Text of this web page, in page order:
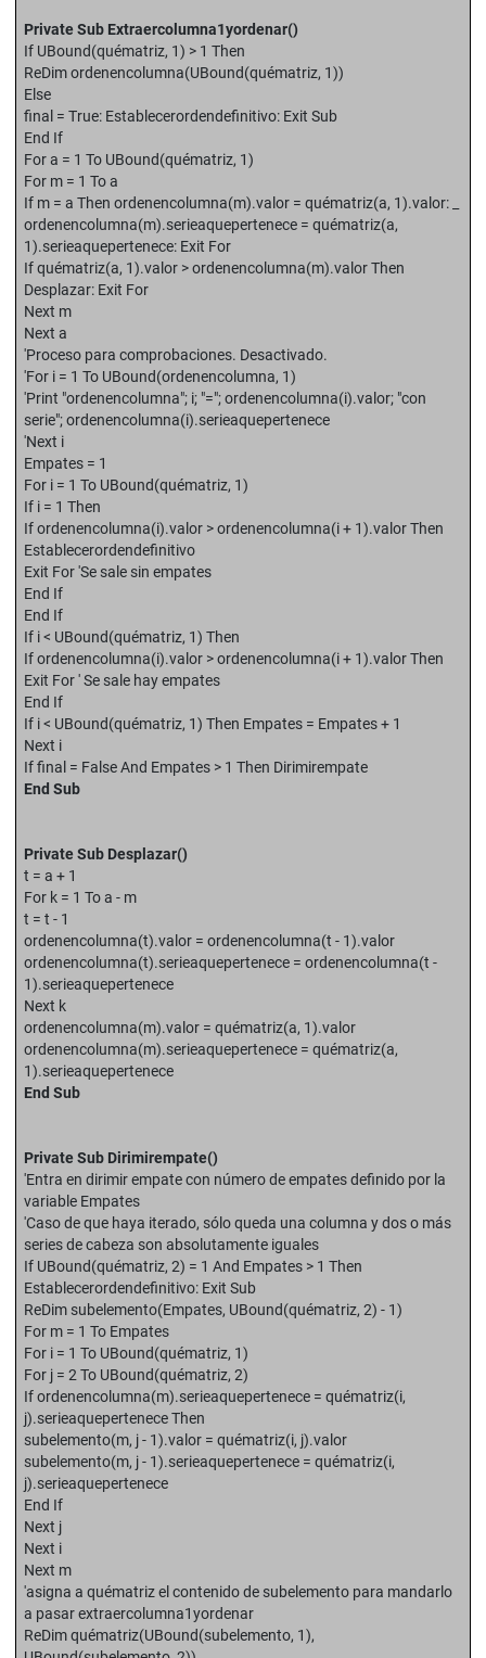
Private Sub Extraercolumna1yordenar()
If UBound(quématriz, 1) > 1 Then
ReDim ordenencolumna(UBound(quématriz, 1))
Else
final = True: Establecerordendefinitivo: Exit Sub
End If
For a = 1 To UBound(quématriz, 1)
For m = 1 To a
If m = a Then ordenencolumna(m).valor = quématriz(a, 1).valor: _
ordenencolumna(m).serieaquepertenece = quématriz(a,
1).serieaquepertenece: Exit For
If quématriz(a, 1).valor > ordenencolumna(m).valor Then
Desplazar: Exit For
Next m
Next a
'Proceso para comprobaciones. Desactivado.
'For i = 1 To UBound(ordenencolumna, 1)
'Print "ordenencolumna"; i; "="; ordenencolumna(i).valor; "con
serie"; ordenencolumna(i).serieaquepertenece
'Next i
Empates = 1
For i = 1 To UBound(quématriz, 1)
If i = 1 Then
If ordenencolumna(i).valor > ordenencolumna(i + 1).valor Then
Establecerordendefinitivo
Exit For 'Se sale sin empates
End If
End If
If i < UBound(quématriz, 1) Then
If ordenencolumna(i).valor > ordenencolumna(i + 1).valor Then
Exit For ' Se sale hay empates
End If
If i < UBound(quématriz, 1) Then Empates = Empates + 1
Next i
If final = False And Empates > 1 Then Dirimirempate
End Sub
Private Sub Desplazar()
t = a + 1
For k = 1 To a - m
t = t - 1
ordenencolumna(t).valor = ordenencolumna(t - 1).valor
ordenencolumna(t).serieaquepertenece = ordenencolumna(t -
1).serieaquepertenece
Next k
ordenencolumna(m).valor = quématriz(a, 1).valor
ordenencolumna(m).serieaquepertenece = quématriz(a,
1).serieaquepertenece
End Sub
Private Sub Dirimirempate()
'Entra en dirimir empate con número de empates definido por la
variable Empates
'Caso de que haya iterado, sólo queda una columna y dos o más
series de cabeza son absolutamente iguales
If UBound(quématriz, 2) = 1 And Empates > 1 Then
Establecerordendefinitivo: Exit Sub
ReDim subelemento(Empates, UBound(quématriz, 2) - 1)
For m = 1 To Empates
For i = 1 To UBound(quématriz, 1)
For j = 2 To UBound(quématriz, 2)
If ordenencolumna(m).serieaquepertenece = quématriz(i,
j).serieaquepertenece Then
subelemento(m, j - 1).valor = quématriz(i, j).valor
subelemento(m, j - 1).serieaquepertenece = quématriz(i,
j).serieaquepertenece
End If
Next j
Next i
Next m
'asigna a quématriz el contenido de subelemento para mandarlo
a pasar extraercolumna1yordenar
ReDim quématriz(UBound(subelemento, 1),